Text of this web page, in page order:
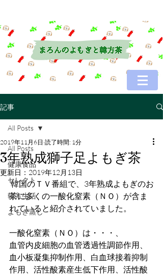
記事
All Posts
健康食品
セレクト
韓方生活
よもぎ蒸し
All Posts
3年熟成獅子足よもぎ茶
2019年11月6日 読了時間: 1分
更新日： 2019年12月13日
韓国のＴＶ番組で、3年熟成よもぎのお
茶に多くの一酸化窒素（ＮＯ）が含ま
れていると紹介されていました。
一酸化窒素（ＮＯ）は・・・、
血管内皮細胞の血管透過性調節作用、
血小板凝集抑制作用、白血球接着抑制
作用、活性酸素産生低下作用、活性酸